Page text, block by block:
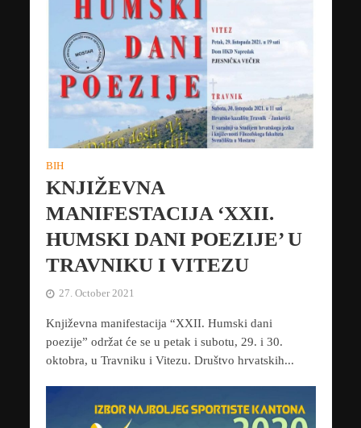
BIH
KNJIŽEVNA
MANIFESTACIJA ‘XXII.
HUMSKI DANI POEZIJE’ U
TRAVNIKU I VITEZU
27. October 2021
Književna manifestacija “XXII. Humski dani
poezije” održat će se u petak i subotu, 29. i 30.
oktobra, u Travniku i Vitezu. Društvo hrvatskih...